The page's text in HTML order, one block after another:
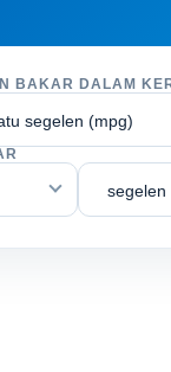
BAKAR DALAM
segelen (mpg)
segelen